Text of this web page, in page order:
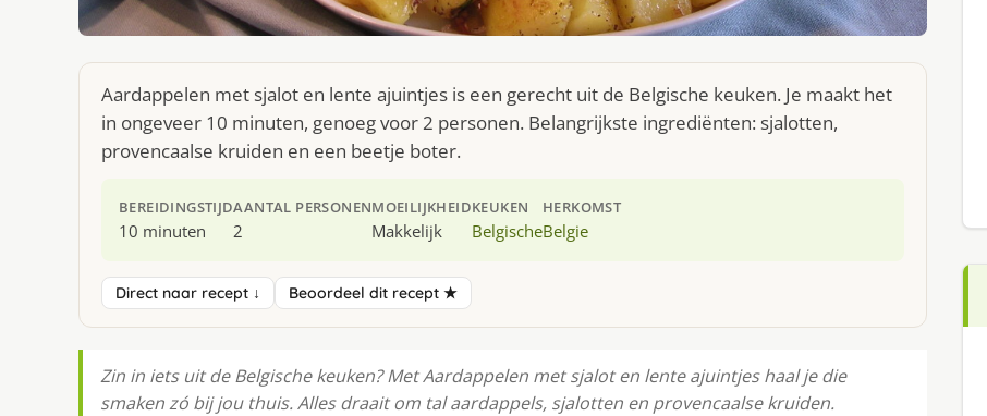
Aardappelen met sjalot en lente ajuintjes is een gerecht uit de Belgische keuken. Je maakt het
in ongeveer 10 minuten, genoeg voor 2 personen. Belangrijkste ingrediënten: sjalotten,
provencaalse kruiden en een beetje boter.
BEREIDINGSTIJD
10 minuten
AANTAL PERSONEN
2
MOEILIJKHEID
Makkelijk
KEUKEN
Belgische
HERKOMST
Belgie
Direct naar recept ↓ Beoordeel dit recept ★
Zin in iets uit de Belgische keuken? Met Aardappelen met sjalot en lente ajuintjes haal je die
smaken zó bij jou thuis. Alles draait om tal aardappels, sjalotten en provencaalse kruiden.